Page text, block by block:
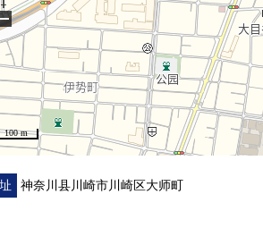
100 m
−
神奈川县川崎市川崎区大师町